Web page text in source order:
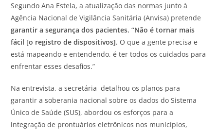
Segundo Ana Estela, a atualização das normas junto à
Agência Nacional de Vigilância Sanitária (Anvisa) pretende
garantir a segurança dos pacientes. “Não é tornar mais
fácil [o registro de dispositivos]. O que a gente precisa e
está mapeando e entendendo, é ter todos os cuidados para
enfrentar esses desafios.”
Na entrevista, a secretária detalhou os planos para
garantir a soberania nacional sobre os dados do Sistema
Único de Saúde (SUS), abordou os esforços para a
integração de prontuários eletrônicos nos municípios,